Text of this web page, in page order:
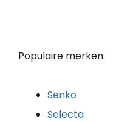
Populaire merken:
Senko
Selecta